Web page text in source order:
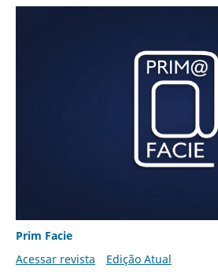
Prim Facie
Acessar revista
Edição Atual